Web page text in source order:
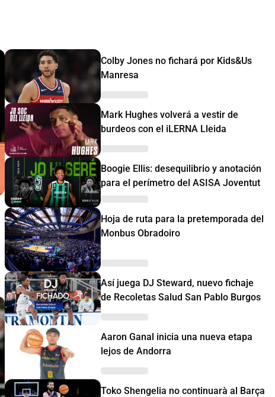
Colby Jones no fichará por Kids&Us
Manresa
Mark Hughes volverá a vestir de
burdeos con el iLERNA Lleida
Boogie Ellis: desequilibrio y anotación
para el perímetro del ASISA Joventut
Hoja de ruta para la pretemporada del
Monbus Obradoiro
Así juega DJ Steward, nuevo fichaje
de Recoletas Salud San Pablo Burgos
Aaron Ganal inicia una nueva etapa
lejos de Andorra
Toko Shengelia no continuarà al Barça